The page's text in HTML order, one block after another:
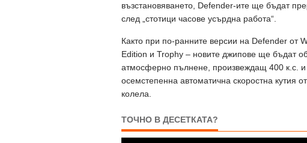
възстановяването, Defender-ите ще бъдат
след „стотици часове усърдна работа“.
Както при по-ранните версии на Defender от
Edition и Trophy – новите джипове ще бъдат
атмосферно пълнене, произвеждащ 400 к.с.
осемстепенна автоматична скоростна кутия
колела.
ТОЧНО В ДЕСЕТКАТА?